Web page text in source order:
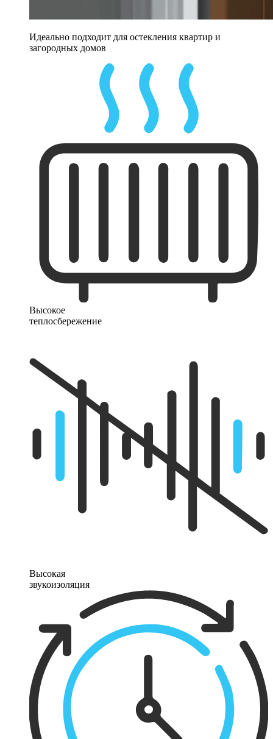
Идеально подходит для остекления квартир и
загородных домов
Высокое
теплосбережение
Высокая
звукоизоляция